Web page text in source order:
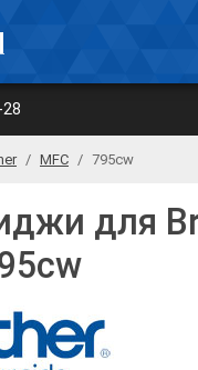
MFC 795cw
для